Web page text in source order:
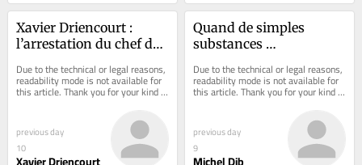
Xavier Driencourt :
l’arrestation du chef de
qu’une vraie-fausse
détente entre Paris et
Due to the technical or legal reasons,
readability mode is not available for
this article. Thank you for your kind
previous day
10
Quand de simples
substances
le fonctionnement du
cerveau
Due to the technical or legal reasons,
readability mode is not available for
this article. Thank you for your kind
previous day
9